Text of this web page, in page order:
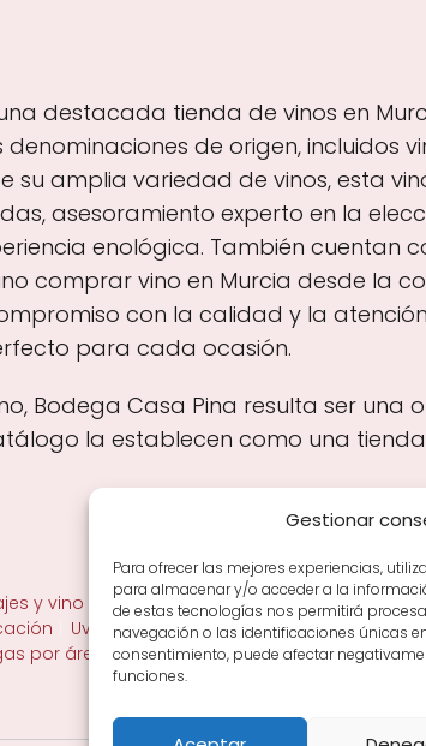
Gestionar
Para ofrecer las mejores experiencias,
para almacenar y/o acceder a la
de estas tecnologías nos permitirá
navegación o las identificaciones únicas
consentimiento, puede afectar
funciones.
destacada tienda de vinos en
de origen, incluidos
su amplia variedad de vinos, esta
asesoramiento experto en la
enológica. También cuentan
comprar vino en Murcia desde la
con la calidad y la atención
para cada ocasión.
Bodega Casa Pina resulta ser una
la establecen como una
y vino en la mesa Tiendas de vino por
Uvas y viñedo en Rioja Vino Rioja para
por área